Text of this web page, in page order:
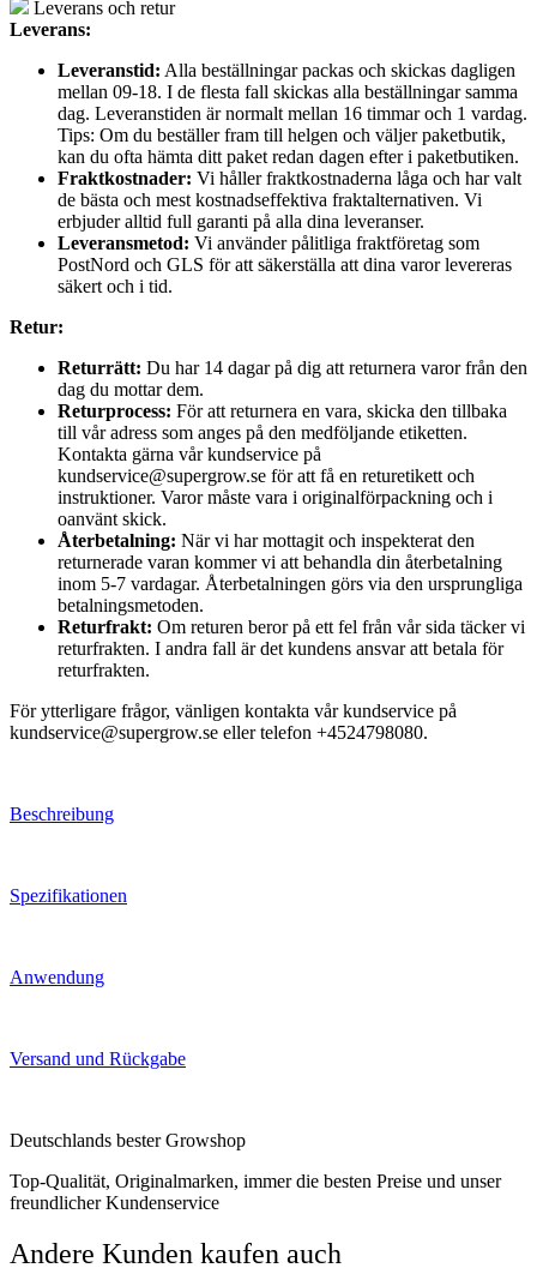
Leverans och retur
Leverans:
Leveranstid: Alla beställningar packas och skickas dagligen
mellan 09-18. I de flesta fall skickas alla beställningar samma
dag. Leveranstiden är normalt mellan 16 timmar och 1 vardag.
Tips: Om du beställer fram till helgen och väljer paketbutik,
kan du ofta hämta ditt paket redan dagen efter i paketbutiken.
Fraktkostnader: Vi håller fraktkostnaderna låga och har valt
de bästa och mest kostnadseffektiva fraktalternativen. Vi
erbjuder alltid full garanti på alla dina leveranser.
Leveransmetod: Vi använder pålitliga fraktföretag som
PostNord och GLS för att säkerställa att dina varor levereras
säkert och i tid.
Retur:
Returrätt: Du har 14 dagar på dig att returnera varor från den
dag du mottar dem.
Returprocess: För att returnera en vara, skicka den tillbaka
till vår adress som anges på den medföljande etiketten.
Kontakta gärna vår kundservice på
kundservice@supergrow.se för att få en returetikett och
instruktioner. Varor måste vara i originalförpackning och i
oanvänt skick.
Återbetalning: När vi har mottagit och inspekterat den
returnerade varan kommer vi att behandla din återbetalning
inom 5-7 vardagar. Återbetalningen görs via den ursprungliga
betalningsmetoden.
Returfrakt: Om returen beror på ett fel från vår sida täcker vi
returfrakten. I andra fall är det kundens ansvar att betala för
returfrakten.
För ytterligare frågor, vänligen kontakta vår kundservice på
kundservice@supergrow.se eller telefon +4524798080.
Beschreibung
Spezifikationen
Anwendung
Versand und Rückgabe
Deutschlands bester Growshop
Top-Qualität, Originalmarken, immer die besten Preise und unser
freundlicher Kundenservice
Andere Kunden kaufen auch